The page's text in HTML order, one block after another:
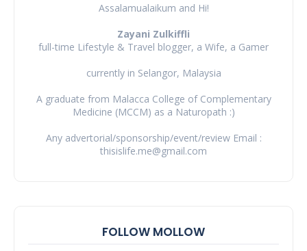
Assalamualaikum and Hi!
Zayani Zulkiffli
full-time Lifestyle & Travel blogger, a Wife, a Gamer
currently in Selangor, Malaysia
A graduate from Malacca College of Complementary
Medicine (MCCM) as a Naturopath :)
Any advertorial/sponsorship/event/review Email :
thisislife.me@gmail.com
FOLLOW MOLLOW